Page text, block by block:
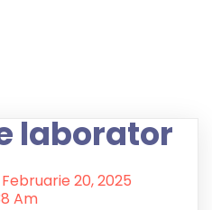
laborator
Februarie 20, 2025
Am